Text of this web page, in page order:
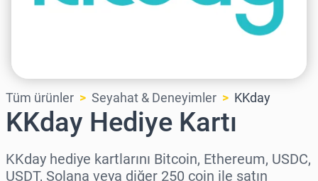
Tüm ürünler Seyahat & Deneyimler KKday
KKday Hediye Kartı
KKday hediye kartlarını Bitcoin, Ethereum, USDC,
USDT, Solana veya diğer 250 coin ile satın